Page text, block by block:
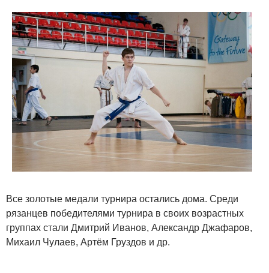
Все золотые медали турнира остались дома. Среди
рязанцев победителями турнира в своих возрастных
группах стали Дмитрий Иванов, Александр Джафаров,
Михаил Чулаев, Артём Груздов и др.